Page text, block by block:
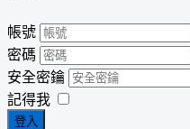
帳號
密碼
安全密鑰
記得我
登入